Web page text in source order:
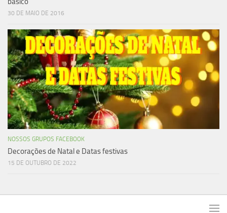
30 DE MAIO DE 2016
NOSSOS GRUPOS FACEBOOK
Decorações de Natal e Datas festivas
15 DE OUTUBRO DE 2022